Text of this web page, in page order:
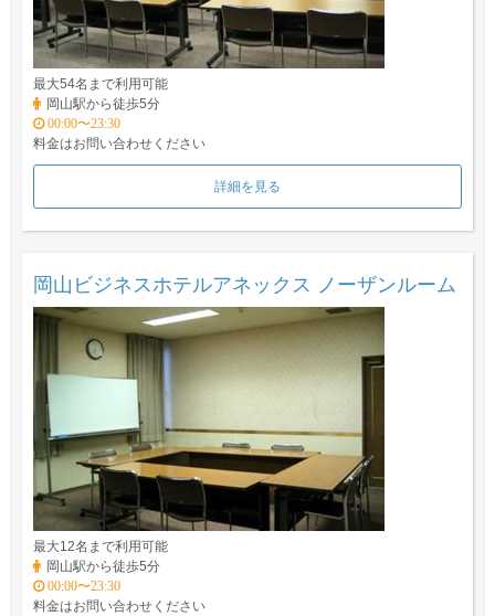
最大54名まで利用可能
岡山駅から徒歩5分
00:00〜23:30
料金はお問い合わせください
詳細を見る
岡山ビジネスホテルアネックス ノーザンルーム
最大12名まで利用可能
岡山駅から徒歩5分
00:00〜23:30
料金はお問い合わせください